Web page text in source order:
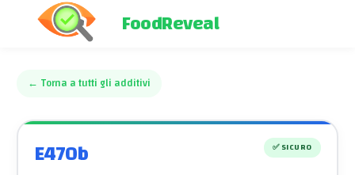
FoodReveal
← Torna a tutti gli additivi
E470b ✅SICURO